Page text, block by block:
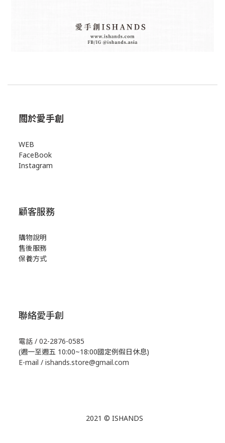
關於愛手創
WEB
FaceBook
Instagram
顧客服務
購物說明
售後服務
保養方式
聯絡愛手創
電話 / 02-2876-0585
(週一至週五 10:00~18:00國定例假日休息)
E-mail / ishands.store@gmail.com
2021 © ISHANDS